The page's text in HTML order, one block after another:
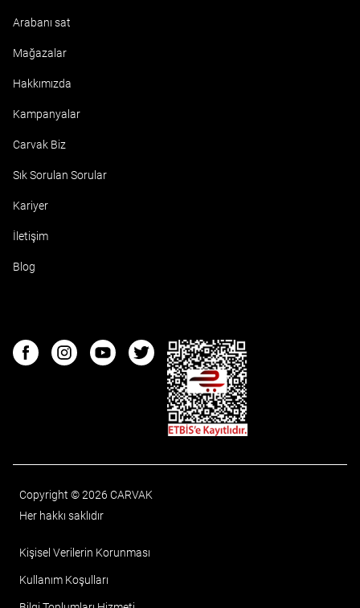
Arabanı sat
Mağazalar
Hakkımızda
Kampanyalar
Carvak Biz
Sık Sorulan Sorular
Kariyer
İletişim
Blog
FacebookInstagramYoutubeTwitter
ETBIS
Copyright © 2026 CARVAK
Her hakkı saklıdır
Kişisel Verilerin Korunması
Kullanım Koşulları